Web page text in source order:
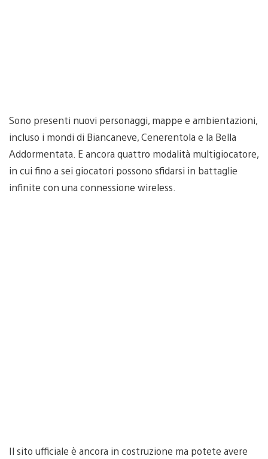
Sono presenti nuovi personaggi, mappe e ambientazioni,
incluso i mondi di Biancaneve, Cenerentola e la Bella
Addormentata. E ancora quattro modalità multigiocatore,
in cui fino a sei giocatori possono sfidarsi in battaglie
infinite con una connessione wireless.
Il sito ufficiale è ancora in costruzione ma potete avere